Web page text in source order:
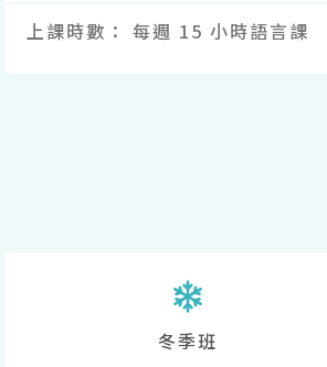
上課時數
每週 15 小時語言課
冬季班